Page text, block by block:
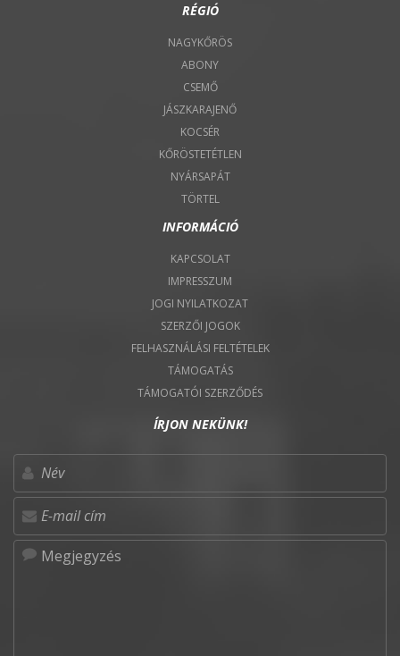
RÉGIÓ
NAGYKŐRÖS
ABONY
CSEMŐ
JÁSZKARAJENŐ
KOCSÉR
KŐRÖSTETÉTLEN
NYÁRSAPÁT
TÖRTEL
INFORMÁCIÓ
KAPCSOLAT
IMPRESSZUM
JOGI NYILATKOZAT
SZERZŐI JOGOK
FELHASZNÁLÁSI FELTÉTELEK
TÁMOGATÁS
TÁMOGATÓI SZERZŐDÉS
ÍRJON NEKÜNK!